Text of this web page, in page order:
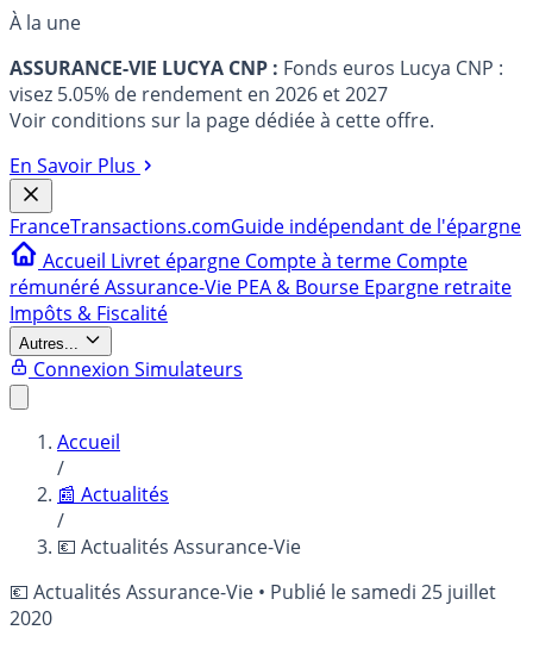
À la une
ASSURANCE-VIE LUCYA CNP : Fonds euros Lucya CNP :
visez 5.05% de rendement en 2026 et 2027
Voir conditions sur la page dédiée à cette offre.
En Savoir Plus
FranceTransactions.comGuide indépendant de l'épargne
Accueil Livret épargne Compte à terme Compte
rémunéréAssurance-Vie PEA & Bourse Epargne retraite
Impôts & Fiscalité
Autres...
Connexion Simulateurs
Accueil
/
📰 Actualités
/
💶 Actualités Assurance-Vie
💶 Actualités Assurance-Vie • Publié lesamedi 25 juillet
2020